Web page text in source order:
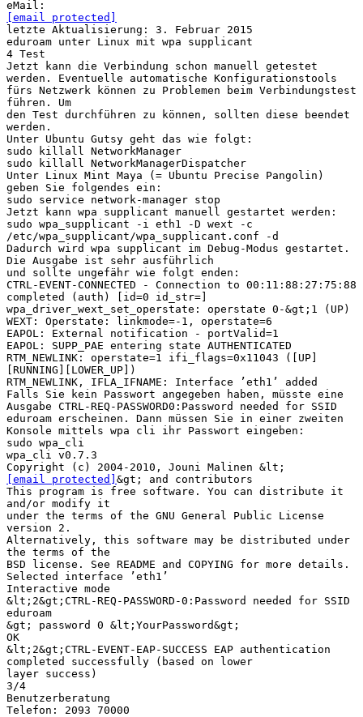
[email protected]
letzte Aktualisierung: 3. Februar 2015
eduroam unter Linux mit wpa supplicant
4 Test
Jetzt kann die Verbindung schon manuell getestet
werden. Eventuelle automatische Konfigurationstools
fürs Netzwerk können zu Problemen beim Verbindungstest
führen. Um
den Test durchführen zu können, sollten diese beendet
werden.
Unter Ubuntu Gutsy geht das wie folgt:
sudo killall NetworkManager
sudo killall NetworkManagerDispatcher
Unter Linux Mint Maya (= Ubuntu Precise Pangolin)
geben Sie folgendes ein:
sudo service network-manager stop
Jetzt kann wpa supplicant manuell gestartet werden:
sudo wpa_supplicant -i eth1 -D wext -c
/etc/wpa_supplicant/wpa_supplicant.conf -d
Dadurch wird wpa supplicant im Debug-Modus gestartet.
Die Ausgabe ist sehr ausführlich
und sollte ungefähr wie folgt enden:
CTRL-EVENT-CONNECTED - Connection to 00:11:88:27:75:88
completed (auth) [id=0 id_str=]
wpa_driver_wext_set_operstate: operstate 0-&gt;1 (UP)
WEXT: Operstate: linkmode=-1, operstate=6
EAPOL: External notification - portValid=1
EAPOL: SUPP_PAE entering state AUTHENTICATED
RTM_NEWLINK: operstate=1 ifi_flags=0x11043 ([UP]
[RUNNING][LOWER_UP])
RTM_NEWLINK, IFLA_IFNAME: Interface ’eth1’ added
Falls Sie kein Passwort angegeben haben, müsste eine
Ausgabe CTRL-REQ-PASSWORD0:Password needed for SSID
eduroam erscheinen. Dann müssen Sie in einer zweiten
Konsole mittels wpa cli ihr Passwort eingeben:
sudo wpa_cli
wpa_cli v0.7.3
Copyright (c) 2004-2010, Jouni Malinen &lt;
[email protected] &gt; and contributors
This program is free software. You can distribute it
and/or modify it
under the terms of the GNU General Public License
version 2.
Alternatively, this software may be distributed under
the terms of the
BSD license. See README and COPYING for more details.
Selected interface ’eth1’
Interactive mode
&lt;2&gt;CTRL-REQ-PASSWORD-0:Password needed for SSID
eduroam
&gt; password 0 &lt;YourPassword&gt;
OK
&lt;2&gt;CTRL-EVENT-EAP-SUCCESS EAP authentication
completed successfully (based on lower
layer success)
3/4
Benutzerberatung
Telefon: 2093 70000